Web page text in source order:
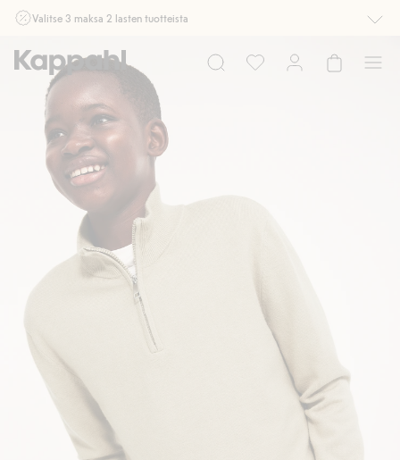
Valitse 3 maksa 2 lasten tuotteista
myymälässä ja verkossa. Ei voi yhdistää muihin alennuksiin tai tarjouksiin.